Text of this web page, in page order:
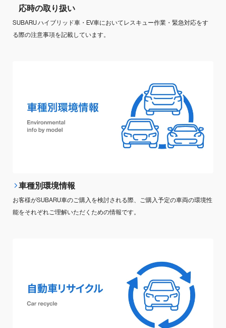
応時の取り扱い
SUBARU ハイブリッド車・EV車においてレスキュー作業・緊急対応をす
る際の注意事項を記載しています。
車種別環境情報
お客様がSUBARU車のご購入を検討される際、ご購入予定の車両の環境性
能をそれぞれご理解いただくための情報です。